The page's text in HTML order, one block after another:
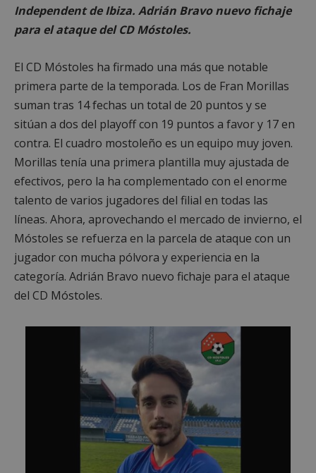
Independent de Ibiza. Adrián Bravo nuevo fichaje
para el ataque del CD Móstoles.
El CD Móstoles ha firmado una más que notable
primera parte de la temporada. Los de Fran Morillas
suman tras 14 fechas un total de 20 puntos y se
sitúan a dos del playoff con 19 puntos a favor y 17 en
contra. El cuadro mostoleño es un equipo muy joven.
Morillas tenía una primera plantilla muy ajustada de
efectivos, pero la ha complementado con el enorme
talento de varios jugadores del filial en todas las
líneas. Ahora, aprovechando el mercado de invierno, el
Móstoles se refuerza en la parcela de ataque con un
jugador con mucha pólvora y experiencia en la
categoría. Adrián Bravo nuevo fichaje para el ataque
del CD Móstoles.